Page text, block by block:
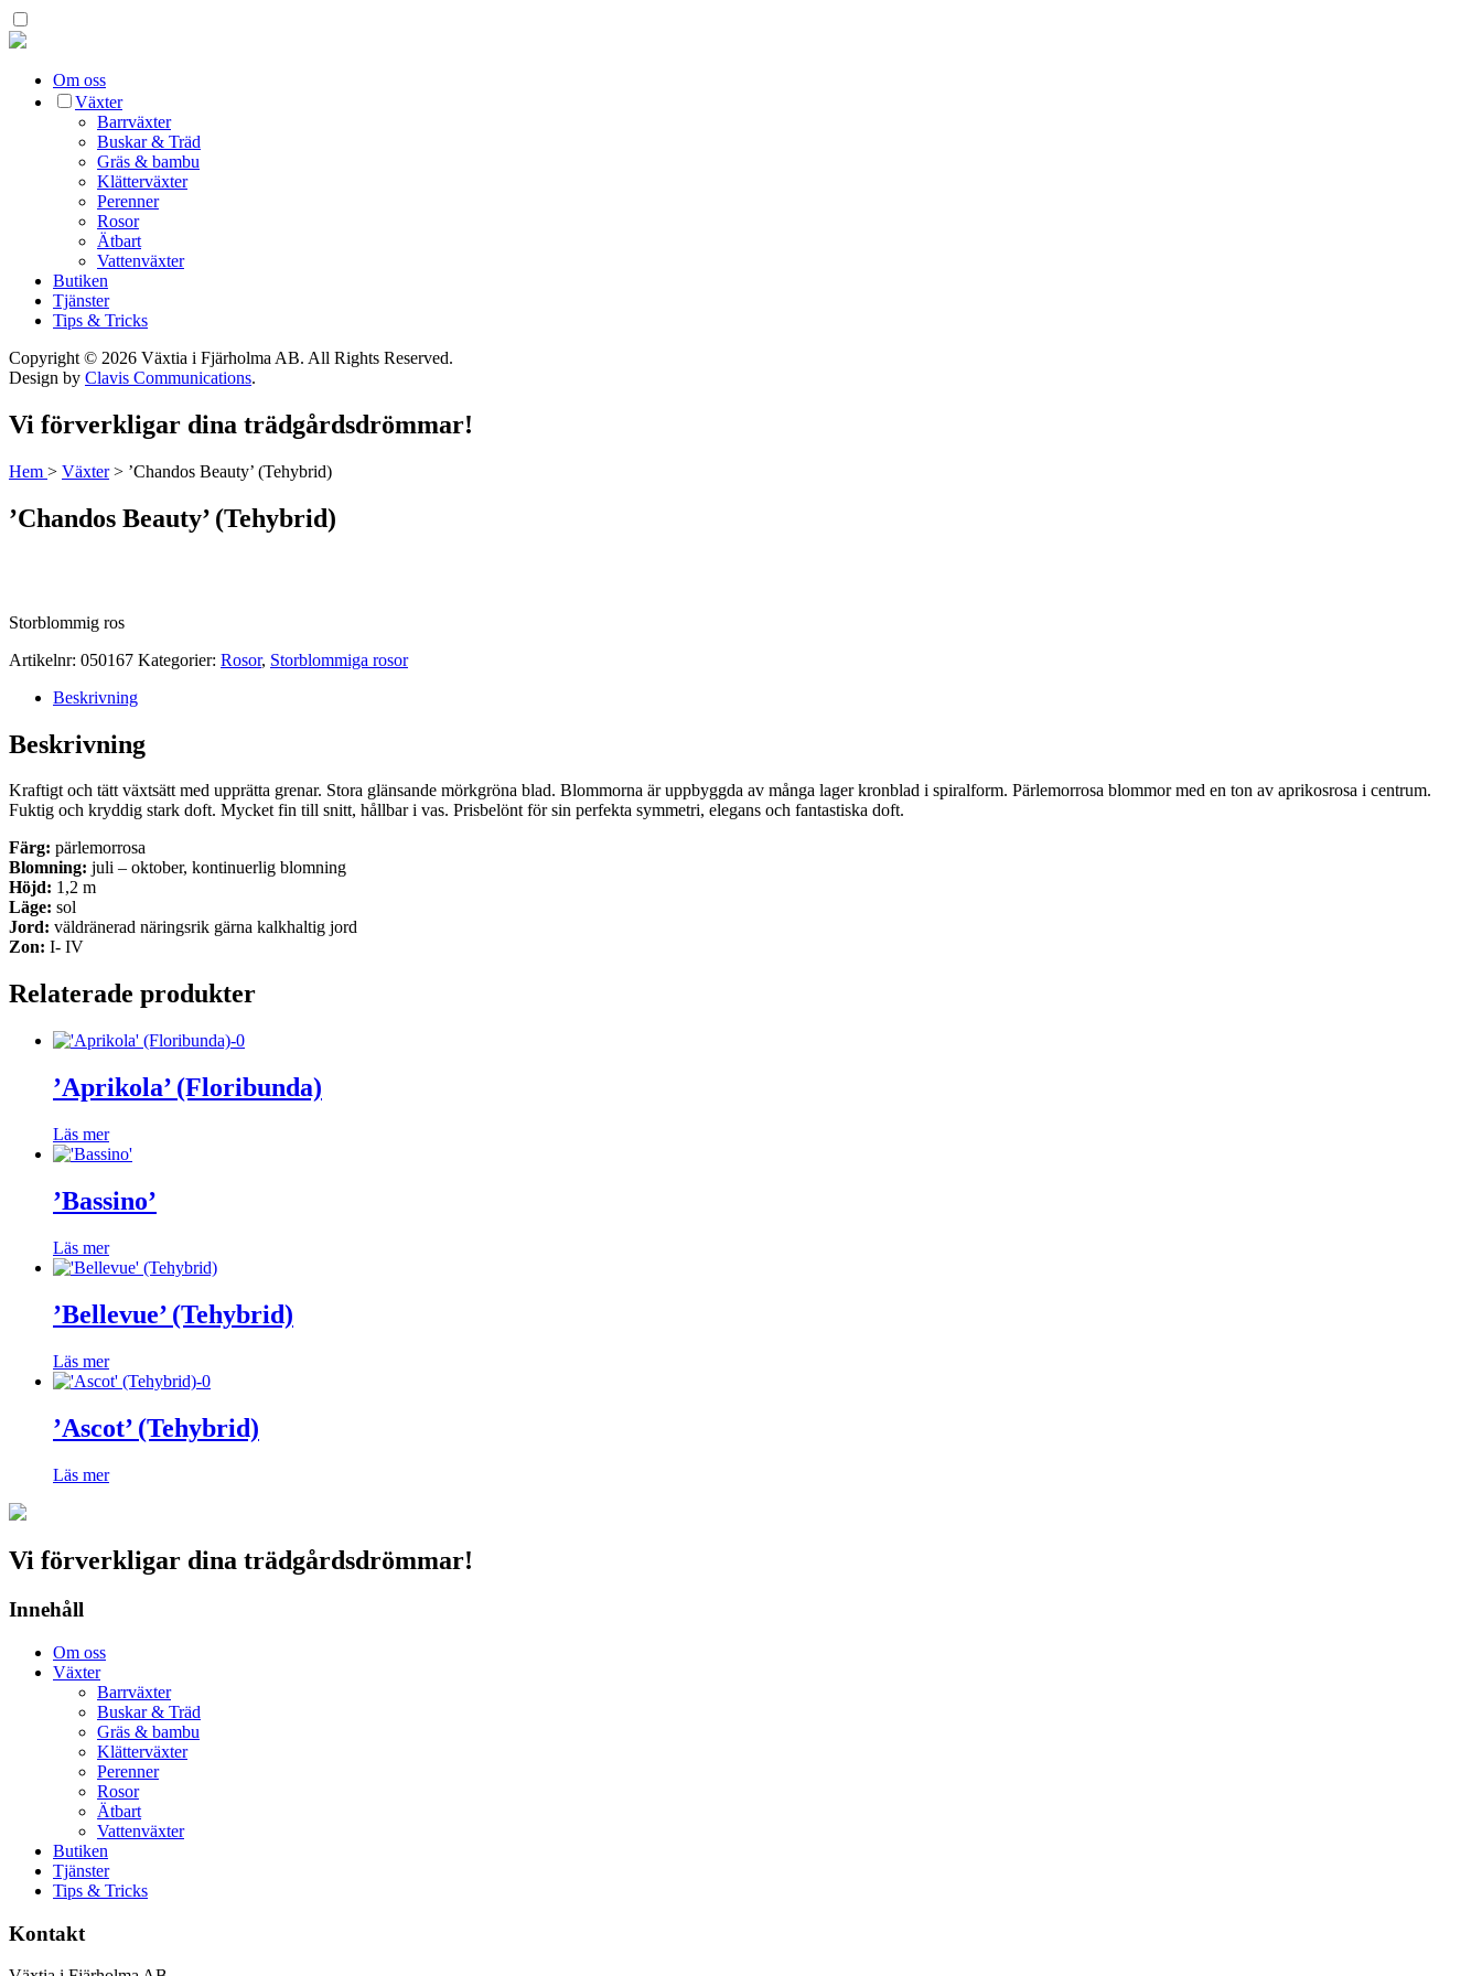
Om oss
Växter
Barrväxter
Buskar & Träd
Gräs & bambu
Klätterväxter
Perenner
Rosor
Ätbart
Vattenväxter
Butiken
Tjänster
Tips & Tricks
Copyright © 2026 Växtia i Fjärholma AB. All Rights Reserved.
Design by Clavis Communications.
Vi förverkligar dina trädgårdsdrömmar!
Hem > Växter> ’Chandos Beauty’ (Tehybrid)
’Chandos Beauty’ (Tehybrid)
Storblommig ros
Artikelnr: 050167 Kategorier: Rosor, Storblommiga rosor
Beskrivning
Beskrivning
Kraftigt och tätt växtsätt med upprätta grenar. Stora glänsande mörkgröna blad. Blommorna är uppbyggda av många lager kronblad i spiralform. Pärlemorrosa blommor med en ton av aprikosrosa i centrum.
Fuktig och kryddig stark doft. Mycket fin till snitt, hållbar i vas. Prisbelönt för sin perfekta symmetri, elegans och fantastiska doft.
Färg: pärlemorrosa
Blomning: juli – oktober, kontinuerlig blomning
Höjd: 1,2 m
Läge: sol
Jord: väldränerad näringsrik gärna kalkhaltig jord
Zon: I- IV
Relaterade produkter
’Aprikola’ (Floribunda)
Läs mer
’Bassino’
Läs mer
’Bellevue’ (Tehybrid)
Läs mer
’Ascot’ (Tehybrid)
Läs mer
Vi förverkligar dina trädgårdsdrömmar!
Innehåll
Om oss
Växter
Barrväxter
Buskar & Träd
Gräs & bambu
Klätterväxter
Perenner
Rosor
Ätbart
Vattenväxter
Butiken
Tjänster
Tips & Tricks
Kontakt